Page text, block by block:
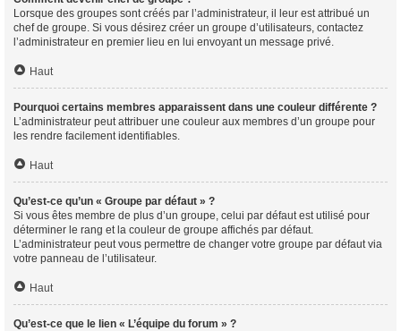
Lorsque des groupes sont créés par l’administrateur, il leur est attribué un
chef de groupe. Si vous désirez créer un groupe d’utilisateurs, contactez
l’administrateur en premier lieu en lui envoyant un message privé.
Haut
Pourquoi certains membres apparaissent dans une couleur différente ?
L’administrateur peut attribuer une couleur aux membres d’un groupe pour
les rendre facilement identifiables.
Haut
Qu’est-ce qu’un « Groupe par défaut » ?
Si vous êtes membre de plus d’un groupe, celui par défaut est utilisé pour
déterminer le rang et la couleur de groupe affichés par défaut.
L’administrateur peut vous permettre de changer votre groupe par défaut via
votre panneau de l’utilisateur.
Haut
Qu’est-ce que le lien « L’équipe du forum » ?